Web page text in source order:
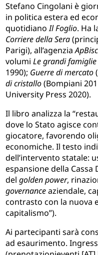
Stefano Cingolani è
in politica estera ed
quotidianoIl Foglio. Ha
Corriere della Sera
Parigi), all’agenzia
volumi Le grandi
1990); Guerre di mercato
di cristallo(Bompiani
University Press 2020).
Il libro analizza la
dove lo Stato agisce
giocatore, favorendo
economiche. Il testo
dell’intervento statale:
espansione della Cassa
delgolden power,
governanceaziendale,
contrasto con la nuova
capitalismo”).
Ai partecipanti sarà
ad esaurimento.